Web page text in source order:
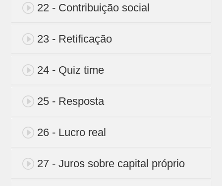
22 - Contribuição social
23 - Retificação
24 - Quiz time
25 - Resposta
26 - Lucro real
27 - Juros sobre capital próprio